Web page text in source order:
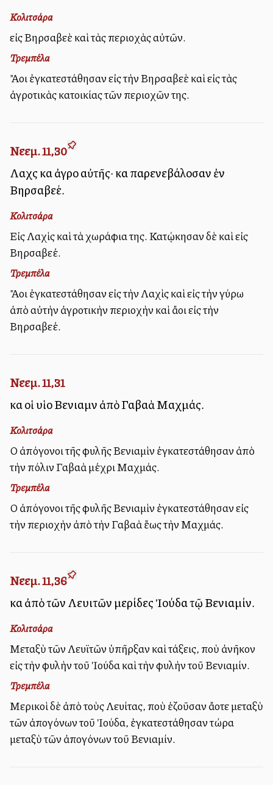
Κολιτσάρα
εἰς Βηρσαβεὲ καὶ τὰς περιοχὰς αὐτῶν.
Τρεμπέλα
Ἄλλοι ἐγκατεστάθησαν εἰς τὴν Βηρσαβεὲ καὶ εἰς τὰς
ἀγροτικὰς κατοικίας τῶν περιοχῶν της.
Νεεμ. 11,30
Λαχὶς καὶ ἀγροὶ αὐτῆς· καὶ παρενεβάλοσαν ἐν
Βηρσαβεέ.
Κολιτσάρα
Εἰς Λαχὶς καὶ τὰ χωράφια της. Κατῴκησαν δὲ καὶ εἰς
Βηρσαβεέ.
Τρεμπέλα
Ἄλλοι ἐγκατεστάθησαν εἰς τὴν Λαχὶς καὶ εἰς τὴν γύρω
ἀπὸ αὐτὴν ἀγροτικὴν περιοχὴν καὶ ἄλλοι εἰς τὴν
Βηρσαβεέ.
Νεεμ. 11,31
καὶ οἱ υἱοὶ Βενιαμὶν ἀπὸ Γαβαὰ Μαχμάς.
Κολιτσάρα
Οἱ ἀπόγονοι τῆς φυλῆς Βενιαμὶν ἐγκατεστάθησαν ἀπὸ
τὴν πόλιν Γαβαὰ μέχρι Μαχμάς.
Τρεμπέλα
Οἱ ἀπόγονοι τῆς φυλῆς Βενιαμὶν ἐγκατεστάθησαν εἰς
τὴν περιοχὴν ἀπὸ τὴν Γαβαὰ ἕως τὴν Μαχμάς.
Νεεμ. 11,36
καὶ ἀπὸ τῶν Λευιτῶν μερίδες Ἰούδα τῷ Βενιαμίν.
Κολιτσάρα
Μεταξὺ τῶν Λευϊτῶν ὑπῆρξαν καὶ τάξεις, ποὺ ἀνῆκον
εἰς τὴν φυλὴν τοῦ Ἰούδα καὶ τὴν φυλὴν τοῦ Βενιαμίν.
Τρεμπέλα
Μερικοὶ δὲ ἀπὸ τοὺς Λευίτας, ποὺ ἐζοῦσαν ἄλλοτε μεταξὺ
τῶν ἀπογόνων τοῦ Ἰούδα, ἐγκατεστάθησαν τώρα
μεταξὺ τῶν ἀπογόνων τοῦ Βενιαμίν.